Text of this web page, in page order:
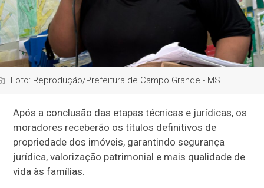
Foto: Reprodução/Prefeitura de Campo Grande - MS
Após a conclusão das etapas técnicas e jurídicas, os
moradores receberão os títulos definitivos de
propriedade dos imóveis, garantindo segurança
jurídica, valorização patrimonial e mais qualidade de
vida às famílias.